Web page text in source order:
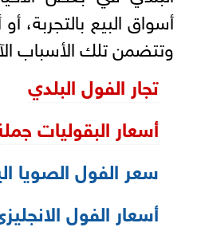
أسواق البيع بالتجربة،
وتتضمن تلك الأسباب
تجار الفول البلدي
أسعار البقوليات
سعر الفول الصويا
أسعار الفول